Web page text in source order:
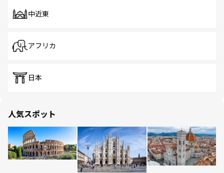
中近東
アフリカ
日本
人気スポット